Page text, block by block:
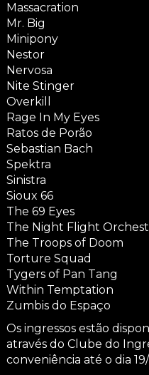
Massacration
Mr. Big
Minipony
Nestor
Nervosa
Nite Stinger
Overkill
Rage In My Eyes
Ratos de Porão
Sebastian Bach
Spektra
Sinistra
Sioux 66
The 69 Eyes
The Night Flight
The Troops of Doom
Torture Squad
Tygers of Pan Tang
Within Temptation
Zumbis do Espaço
Os ingressos estão
através do Clube do
conveniência até o dia 19/